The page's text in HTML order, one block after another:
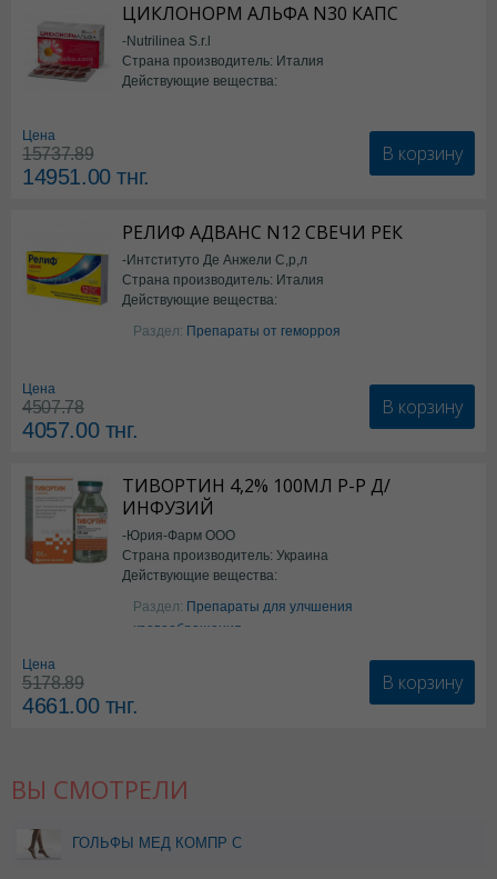
ЦИКЛОНОРМ АЛЬФА N30 КАПС
-Nutrilinea S.r.l
Страна производитель: Италия
Действующие вещества:
Цена
15737.89
14951.00тнг.
В корзину
РЕЛИФ АДВАНС N12 СВЕЧИ РЕК
-Интституто Де Анжели С,р,л
Страна производитель: Италия
Действующие вещества:
Бензокаин
Раздел: Препараты от геморроя
Цена
4507.78
4057.00тнг.
В корзину
ТИВОРТИН 4,2% 100МЛ Р-Р Д/
ИНФУЗИЙ
-Юрия-Фарм ООО
Страна производитель: Украина
Действующие вещества:
Аргинин
Раздел: Препараты для улчшения
кровообращения
Цена
5178.89
4661.00тнг.
В корзину
ВЫ СМОТРЕЛИ
ГОЛЬФЫ МЕД КОМПР С